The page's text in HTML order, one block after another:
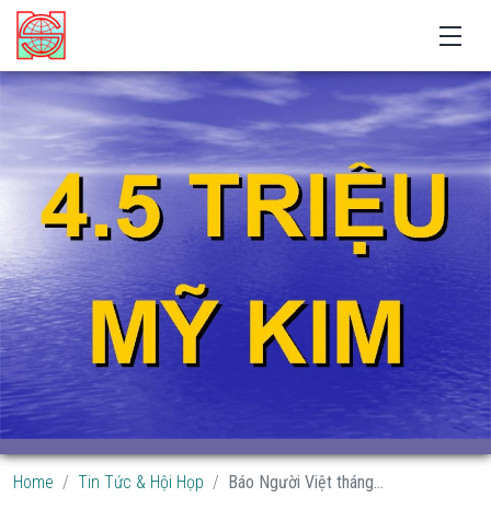
Home Tin Tức & Hội Họp Báo Người Việt tháng...